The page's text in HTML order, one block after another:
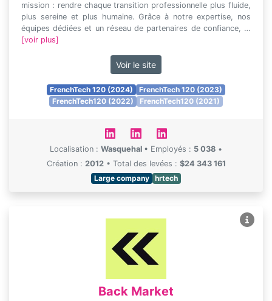
mission : rendre chaque transition professionnelle plus fluide,
plus sereine et plus humaine. Grâce à notre expertise, nos
équipes dédiées et un réseau de partenaires de confiance, …
[voir plus]
Voir le site
FrenchTech 120 (2024)
FrenchTech 120 (2023)
FrenchTech120 (2022)
FrenchTech120 (2021)
Localisation : Wasquehal • Employés : 5 038 •
Création : 2012 • Total des levées : $24 343 161
Large company
hrtech
Back Market